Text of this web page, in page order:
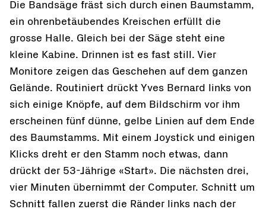
Die Bandsäge fräst sich durch einen Baumstamm,
ein ohrenbetäubendes Kreischen erfüllt die
grosse Halle. Gleich bei der Säge steht eine
kleine Kabine. Drinnen ist es fast still. Vier
Monitore zeigen das Geschehen auf dem ganzen
Gelände. Routiniert drückt Yves Bernard links von
sich einige Knöpfe, auf dem Bildschirm vor ihm
erscheinen fünf dünne, gelbe Linien auf dem Ende
des Baumstamms. Mit einem Joystick und einigen
Klicks dreht er den Stamm noch etwas, dann
drückt der 53-Jährige «Start». Die nächsten drei,
vier Minuten übernimmt der Computer. Schnitt um
Schnitt fallen zuerst die Ränder links nach der